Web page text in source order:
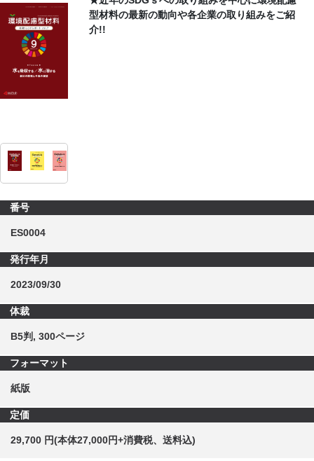
型材料の最新の動向や各企業の取り組みをご紹
介!!
番号
ES0004
発行年月
2023/09/30
体裁
B5判, 300ページ
フォーマット
紙版
定価
29,700 円(本体27,000円+消費税、送料込)